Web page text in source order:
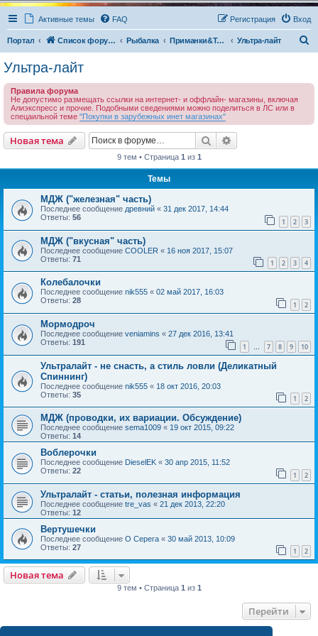
Активные темы FAQ Вход
Регистрация
Портал Список форумов Рыбалка Приманки&Техника ловли Ультра-лайт
Ультра-лайт
Правила форума
Не допустимо размещать ссылки на интернет- и оффлайн- магазины, включая
Алиэкспресс и прочие. Подобными сведениями можно поделиться в ЛС или в
спецаильной теме "Покупки в зарубежных инет магазинах"
Новая тема Поиск
9 тем • Страница 1 из 1
Темы
МДЖ ("железная" часть)
Последнее сообщение древний « 31 дек 2017, 14:44
Ответы: 56 1 2 3
МДЖ ("вкусная" часть)
Последнее сообщение COOLER « 16 ноя 2017, 15:07
Ответы: 71 1 2 3 4
Колебалочки
Последнее сообщение nik555 « 02 май 2017, 16:03
Ответы: 28 1 2
Мормодроч
Последнее сообщение veniamins « 27 дек 2016, 13:41
Ответы: 191 1 … 7 8 9 10
Ультралайт - не снасть, а стиль ловли (Деликатный
Спиннинг)
Последнее сообщение nik555 « 18 окт 2016, 20:03
Ответы: 35 1 2
МДЖ (проводки, их вариации. Обсуждение)
Последнее сообщение sema1009 « 19 окт 2015, 09:22
Ответы: 14
Воблерочки
Последнее сообщение DieselEK « 30 апр 2015, 11:52
Ответы: 22 1 2
Ультралайт - статьи, полезная информация
Последнее сообщение tre_vas « 21 дек 2013, 22:20
Ответы: 12
Вертушечки
Последнее сообщение О Серега « 30 май 2013, 10:09
Ответы: 27 1 2
Новая тема
9 тем • Страница 1из 1
Перейти